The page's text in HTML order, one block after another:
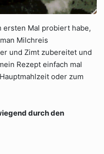
ersten Mal probiert habe,
Milchreis
und Zimt zubereitet und
Rezept einfach mal
oder zum
durch den